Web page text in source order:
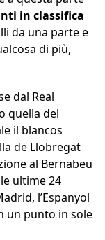
in classifica
da una parte e
di più,
dal Real
quella del
il blancos
de Llobregat
al Bernabeu
ultime 24
l’Espanyol
un punto in sole